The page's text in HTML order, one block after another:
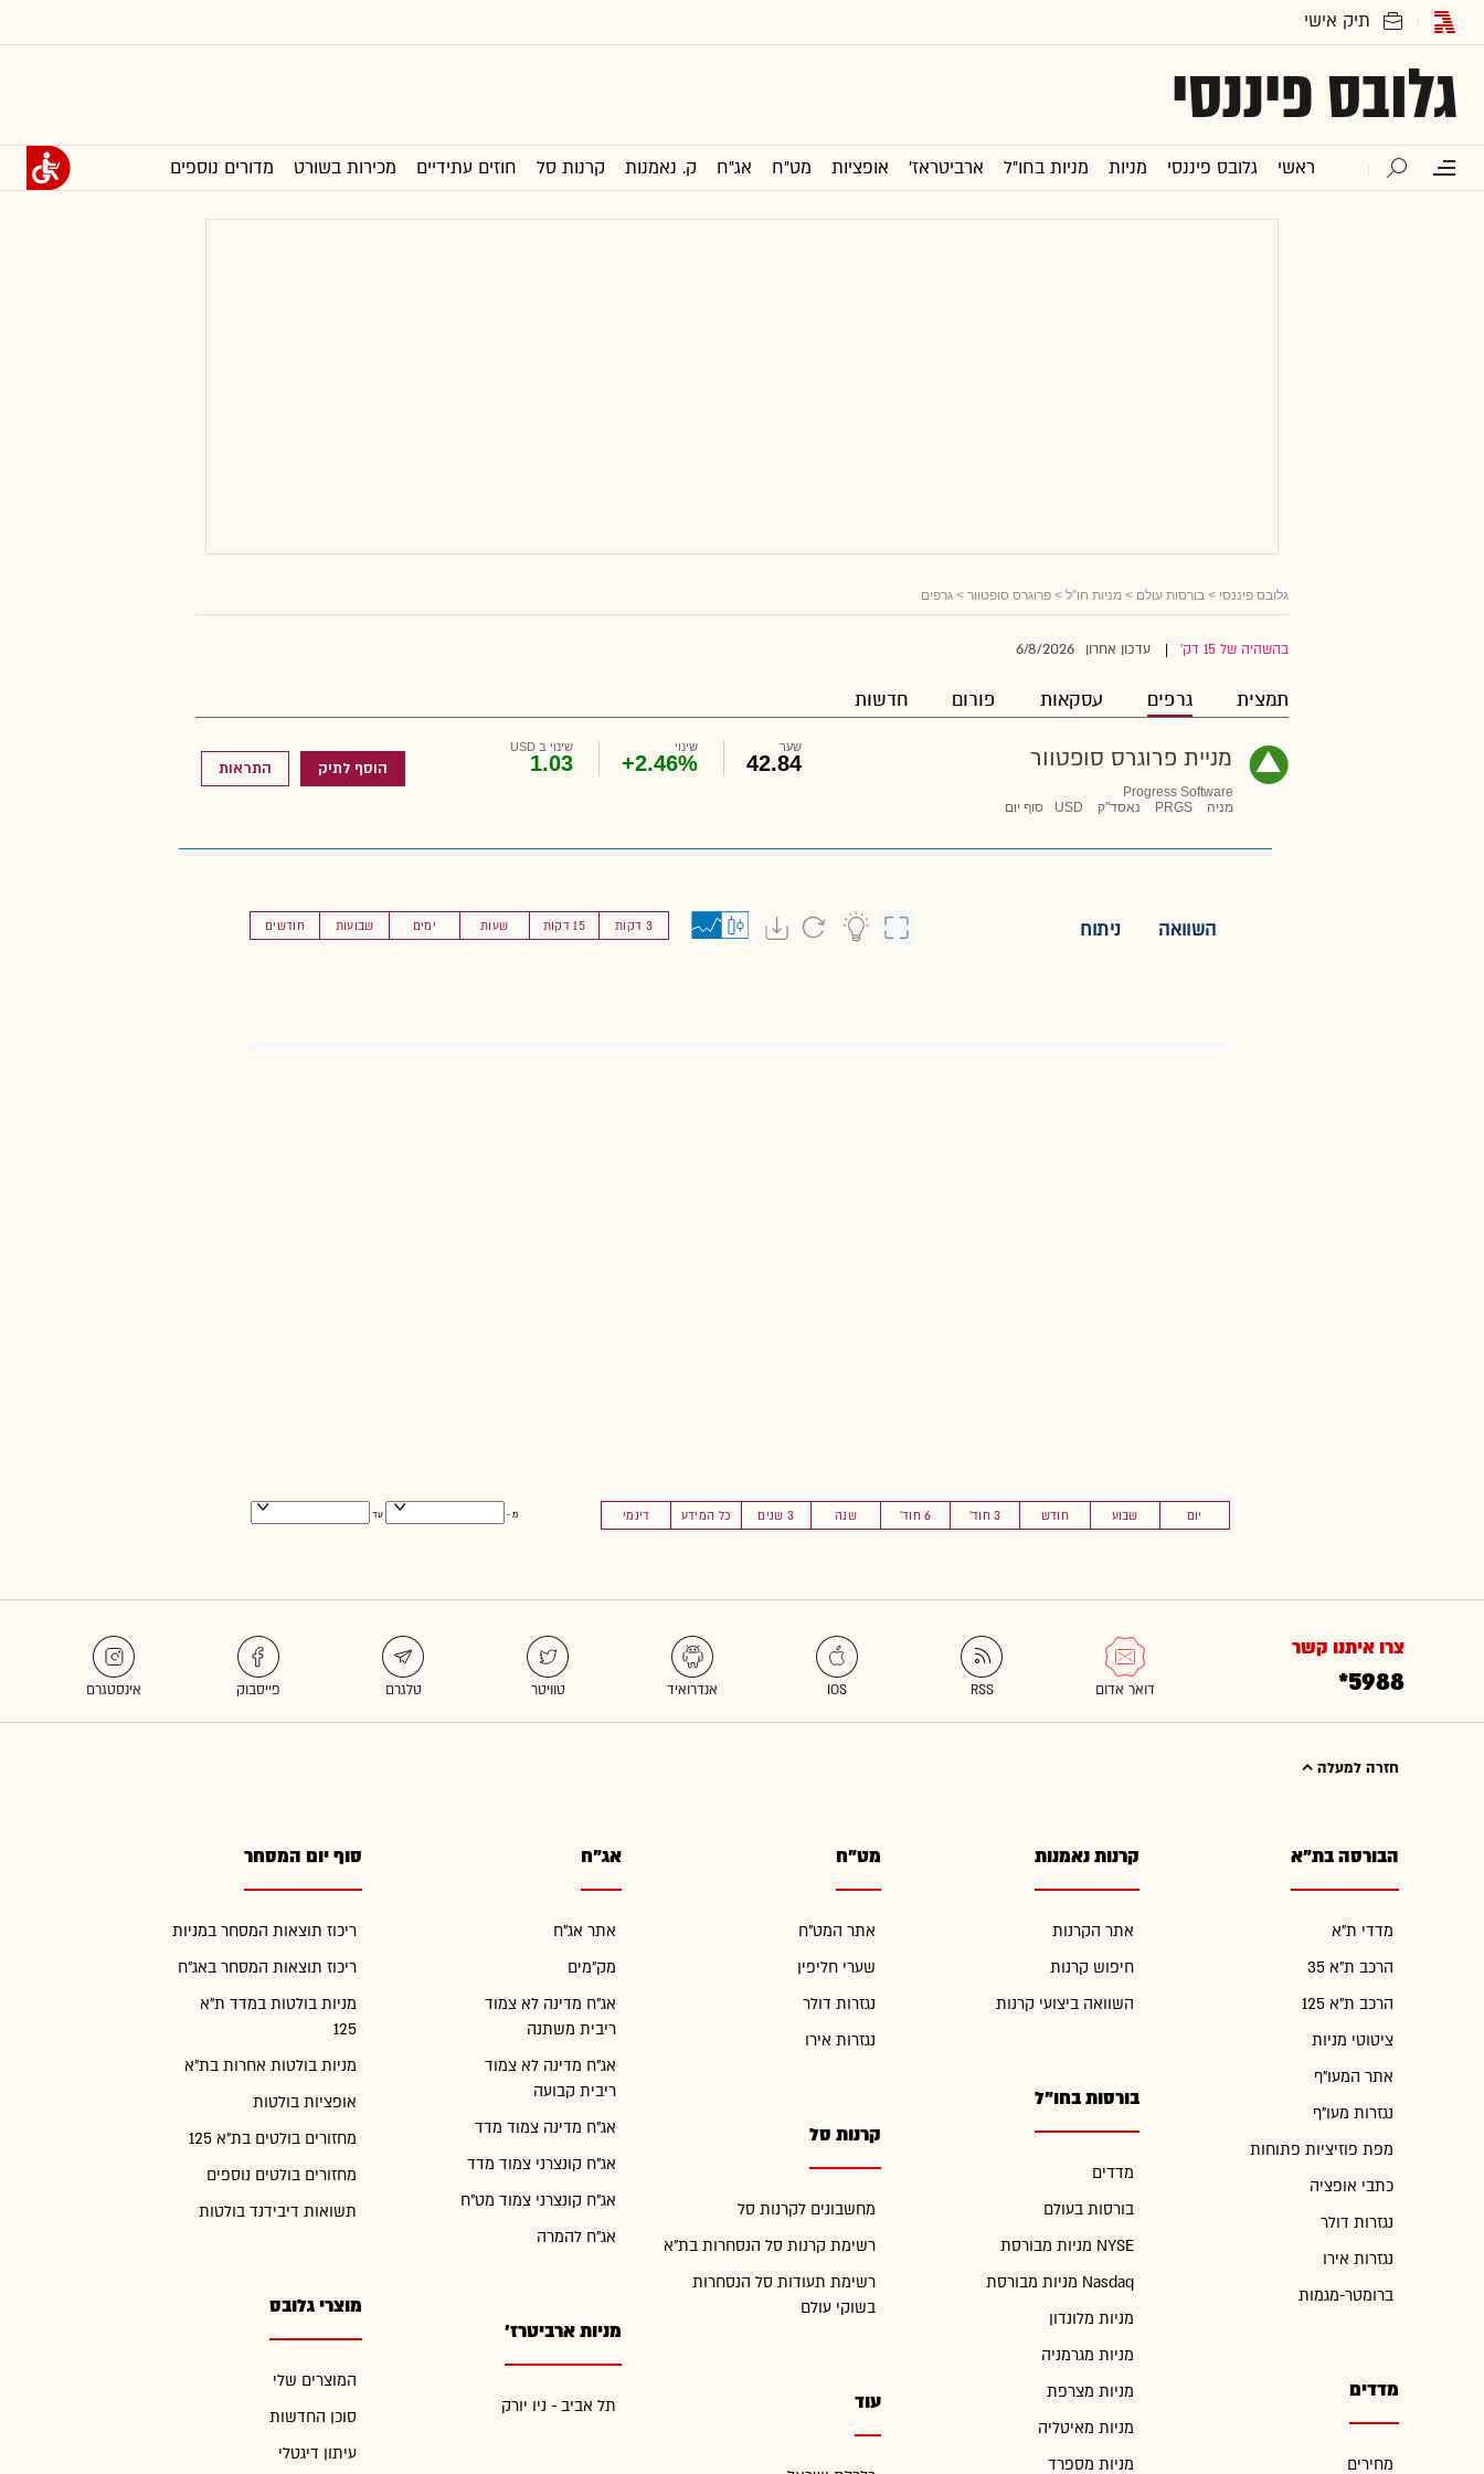
גלובס פיננסי
ראשי גלובס פיננסי מניות מניות בחו"ל ארביטראז' אופציות מט"ח אג"ח ק. נאמנות קרנות סל חוזים עתידיים מכירות בשורט מדורים נוספים
גלובס פיננסי > בורסות עולם > מניות חו"ל > פרוגרס סופטוור > גרפים
בהשהיה של 15 דק' עדכון אחרון 6/8/2026
תמצית גרפים עסקאות פורום חדשות
מניית פרוגרס סופטוור
Progress Software
מניה
PRGS נאסד"ק USD סוף יום
שער
42.84
שינוי
+2.46%
שינוי ב USD
1.03 הוסף לתיק התראות
חודשים שבועות ימים שעות 15 דקות 3 דקות השוואה ניתוח
יום שבוע חודש 3 חוד' 6 חוד' שנה 3 שנים כל המידע דינמי מ - עד
צרו איתנו קשר
*5988
חזרה למעלה
הבורסה בת"א
מדדי ת"א
הרכב ת"א 35
הרכב ת"א 125
ציטוטי מניות
אתר המעו"ף
נגזרות מעו"ף
מפת פוזיציות פתוחות
כתבי אופציה
נגזרות דולר
נגזרות אירו
ברומטר-מגמות
מדדים
מחירים
קרנות נאמנות
אתר הקרנות
חיפוש קרנות
השוואה ביצועי קרנות
בורסות בחו"ל
מדדים
בורסות בעולם
מניות מבורסת NYSE
מניות מבורסת Nasdaq
מניות מלונדון
מניות מגרמניה
מניות מצרפת
מניות מאיטליה
מניות מספרד
מט"ח
אתר המט"ח
שערי חליפין
נגזרות דולר
נגזרות אירו
קרנות סל
מחשבונים לקרנות סל
רשימת קרנות סל הנסחרות בת"א
רשימת תעודות סל הנסחרות
בשוקי עולם
עוד
אג"ח
אתר אג"ח
מק"מים
אג"ח מדינה לא צמוד
ריבית משתנה
אג"ח מדינה לא צמוד
ריבית קבועה
אג"ח מדינה צמוד מדד
אג"ח קונצרני צמוד מדד
אג"ח קונצרני צמוד מט"ח
אג"ח להמרה
מניות ארביטרז'
תל אביב - ניו יורק
סוף יום המסחר
ריכוז תוצאות המסחר במניות
ריכוז תוצאות המסחר באג"ח
מניות בולטות במדד ת"א
125
מניות בולטות אחרות בת"א
אופציות בולטות
מחזורים בולטים בת"א 125
מחזורים בולטים נוספים
תשואות דיבידנד בולטות
מוצרי גלובס
המוצרים שלי
סוכן החדשות
עיתון דיגטלי